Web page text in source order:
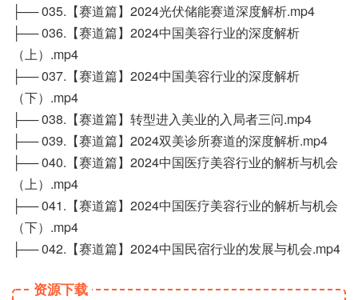
├── 035.【赛道篇】2024光伏储能赛道深度解析.mp4
├── 036.【赛道篇】2024中国美容行业的深度解析
（上）.mp4
├── 037.【赛道篇】2024中国美容行业的深度解析
（下）.mp4
├── 038.【赛道篇】转型进入美业的入局者三问.mp4
├── 039.【赛道篇】2024双美诊所赛道的深度解析.mp4
├── 040.【赛道篇】2024中国医疗美容行业的解析与机会
（上）.mp4
├── 041.【赛道篇】2024中国医疗美容行业的解析与机会
（下）.mp4
├── 042.【赛道篇】2024中国民宿行业的发展与机会.mp4
资源下载